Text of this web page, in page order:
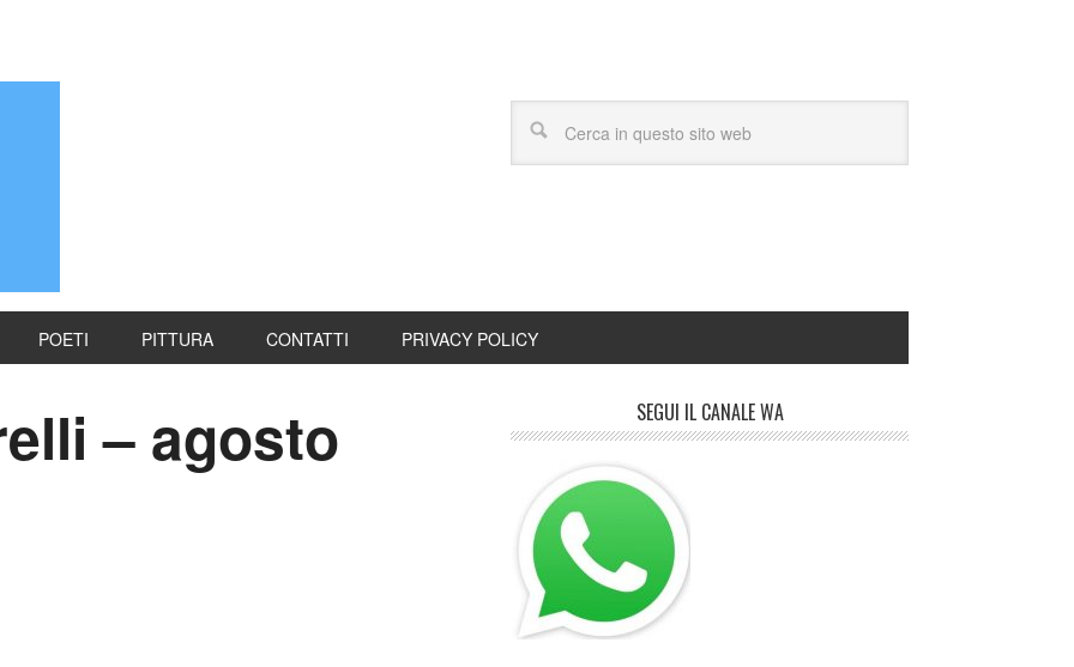
POETI PITTURA CONTATTI PRIVACY POLICY
– agosto
SEGUI IL CANALE WA